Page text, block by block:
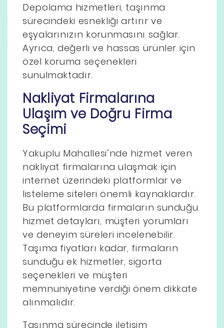
Depolama hizmetleri, taşınma
sürecindeki esnekliği artırır ve
eşyalarınızın korunmasını sağlar.
Ayrıca, değerli ve hassas ürünler için
özel koruma seçenekleri
sunulmaktadır.
Nakliyat Firmalarına
Ulaşım ve Doğru Firma
Seçimi
Yakuplu Mahallesi’nde hizmet veren
nakliyat firmalarına ulaşmak için
internet üzerindeki platformlar ve
listeleme siteleri önemli kaynaklardır.
Bu platformlarda firmaların sunduğu
hizmet detayları, müşteri yorumları
ve deneyim süreleri incelenebilir.
Taşıma fiyatları kadar, firmaların
sunduğu ek hizmetler, sigorta
seçenekleri ve müşteri
memnuniyetine verdiği önem dikkate
alınmalıdır.
Taşınma sürecinde iletişim